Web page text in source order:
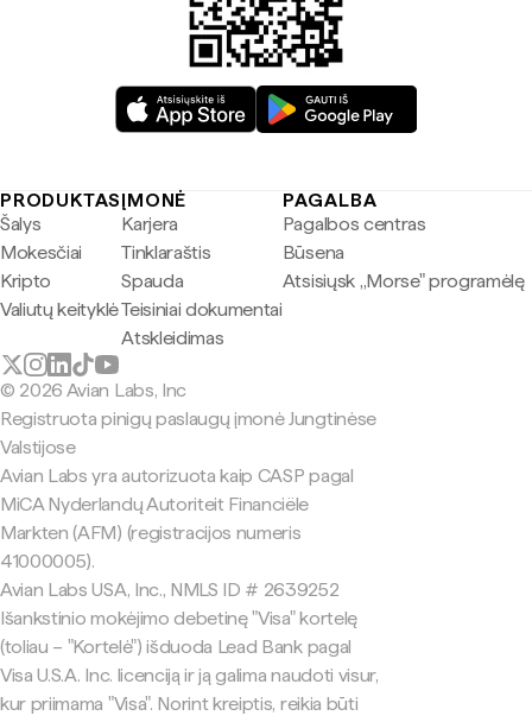
PRODUKTAS
Šalys
Mokesčiai
Kripto
Valiutų keityklė
ĮMONĖ
Karjera
Tinklaraštis
Spauda
Teisiniai dokumentai
Atskleidimas
PAGALBA
Pagalbos centras
Būsena
Atsisiųsk „Morse" programėlę
© 2026 Avian Labs, Inc
Registruota pinigų paslaugų įmonė Jungtinėse
Valstijose
Avian Labs yra autorizuota kaip CASP pagal
MiCA Nyderlandų Autoriteit Financiële
Markten (AFM) (registracijos numeris
41000005).
Avian Labs USA, Inc., NMLS ID # 2639252
Išankstinio mokėjimo debetinę "Visa" kortelę
(toliau – "Kortelė") išduoda Lead Bank pagal
Visa U.S.A. Inc. licenciją ir ją galima naudoti visur,
kur priimama "Visa". Norint kreiptis, reikia būti